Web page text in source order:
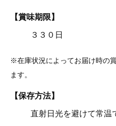
【賞味期限】
３３０日
※在庫状況によってお届け時の
ます。
【保存方法】
直射日光を避けて常温